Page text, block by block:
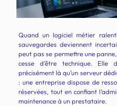
Quand un logiciel métier
sauvegardes deviennent
peut pas se permettre une
cesse d’être technique. Elle
précisément là qu’un serveur
: une entreprise dispose de
réservées, tout en confiant
maintenance à un prestataire.